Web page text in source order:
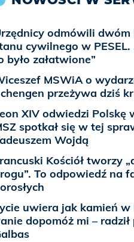
odmówili
cywilnego w
było załatwione”
MSWiA o
przeżywa dziś
XIV odwiedzi Polskę
spotkał się w tej
Wojdą
Kościół tworzy
To odpowiedź na
uwiera jak kamień w
dopomóż mi –